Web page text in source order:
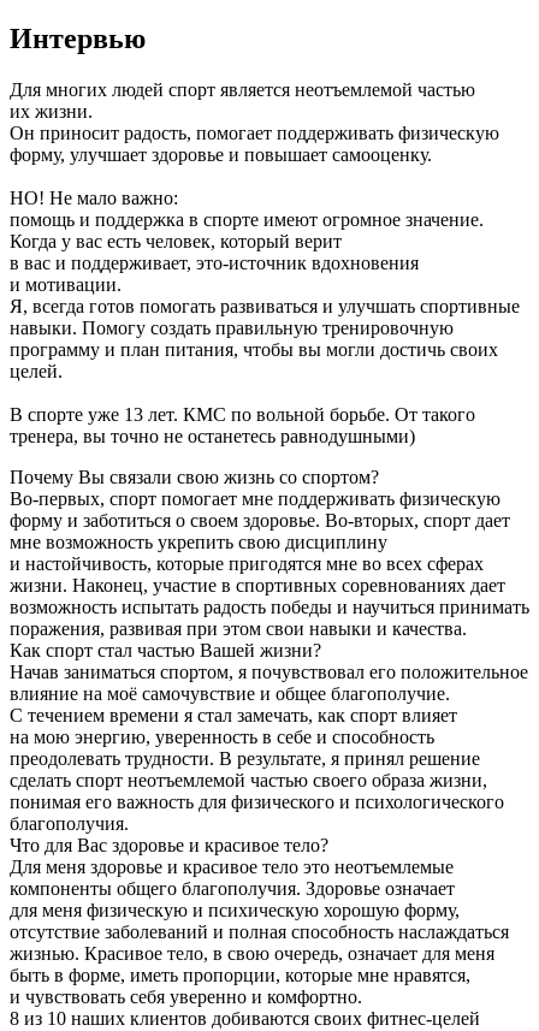
Интервью
Для многих людей спорт является неотъемлемой частью
их жизни.
Он приносит радость, помогает поддерживать физическую
форму, улучшает здоровье и повышает самооценку.
НО! Не мало важно:
помощь и поддержка в спорте имеют огромное значение.
Когда у вас есть человек, который верит
в вас и поддерживает, это-источник вдохновения
и мотивации.
Я, всегда готов помогать развиваться и улучшать спортивные
навыки. Помогу создать правильную тренировочную
программу и план питания, чтобы вы могли достичь своих
целей.
В спорте уже 13 лет. КМС по вольной борьбе. От такого
тренера, вы точно не останетесь равнодушными)
Почему Вы связали свою жизнь со спортом?
Во-первых, спорт помогает мне поддерживать физическую
форму и заботиться о своем здоровье. Во-вторых, спорт дает
мне возможность укрепить свою дисциплину
и настойчивость, которые пригодятся мне во всех сферах
жизни. Наконец, участие в спортивных соревнованиях дает
возможность испытать радость победы и научиться принимать
поражения, развивая при этом свои навыки и качества.
Как спорт стал частью Вашей жизни?
Начав заниматься спортом, я почувствовал его положительное
влияние на моё самочувствие и общее благополучие.
С течением времени я стал замечать, как спорт влияет
на мою энергию, уверенность в себе и способность
преодолевать трудности. В результате, я принял решение
сделать спорт неотъемлемой частью своего образа жизни,
понимая его важность для физического и психологического
благополучия.
Что для Вас здоровье и красивое тело?
Для меня здоровье и красивое тело это неотъемлемые
компоненты общего благополучия. Здоровье означает
для меня физическую и психическую хорошую форму,
отсутствие заболеваний и полная способность наслаждаться
жизнью. Красивое тело, в свою очередь, означает для меня
быть в форме, иметь пропорции, которые мне нравятся,
и чувствовать себя уверенно и комфортно.
8 из 10 наших клиентов добиваются своих фитнес-целей